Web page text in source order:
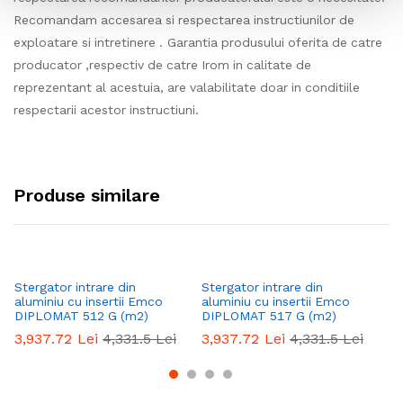
Recomandam accesarea si respectarea instructiunilor de
exploatare si intretinere . Garantia produsului oferita de catre
producator ,respectiv de catre Irom in calitate de
reprezentant al acestuia, are valabilitate doar in conditiile
respectarii acestor instructiuni.
Produse similare
Stergator intrare din
aluminiu cu insertii Emco
DIPLOMAT 512 G (m2)
3,937.72 Lei 4,331.5 Lei
Stergator intrare din
aluminiu cu insertii Emco
DIPLOMAT 517 G (m2)
3,937.72 Lei 4,331.5 Lei